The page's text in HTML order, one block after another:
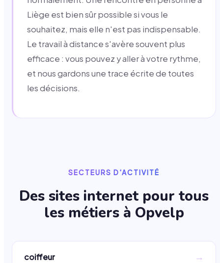
Liège est bien sûr possible si vous le
souhaitez, mais elle n'est pas indispensable.
Le travail à distance s'avère souvent plus
efficace : vous pouvez y aller à votre rythme,
et nous gardons une trace écrite de toutes
les décisions.
SECTEURS D'ACTIVITÉ
Des sites internet pour tous
les métiers à Opvelp
coiffeur →